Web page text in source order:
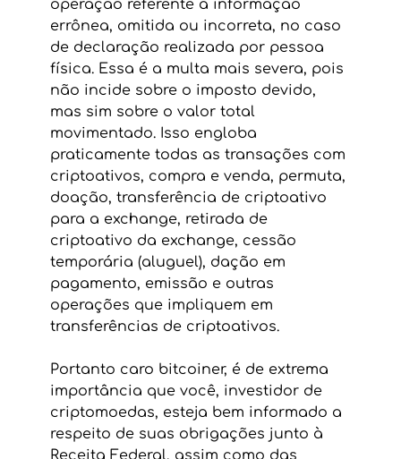
operação referente à informação
errônea, omitida ou incorreta, no caso
de declaração realizada por pessoa
física. Essa é a multa mais severa, pois
não incide sobre o imposto devido,
mas sim sobre o valor total
movimentado. Isso engloba
praticamente todas as transações com
criptoativos, compra e venda, permuta,
doação, transferência de criptoativo
para a exchange, retirada de
criptoativo da exchange, cessão
temporária (aluguel), dação em
pagamento, emissão e outras
operações que impliquem em
transferências de criptoativos.
Portanto caro bitcoiner, é de extrema
importância que você, investidor de
criptomoedas, esteja bem informado a
respeito de suas obrigações junto à
Receita Federal, assim como das